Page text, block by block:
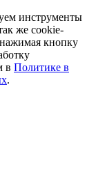
инструменты
же cookie-
кнопку
в Политике в
.